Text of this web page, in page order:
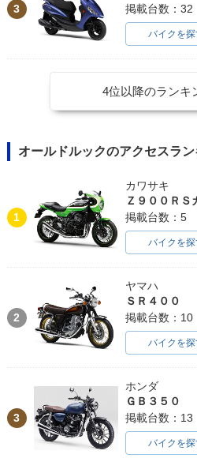
3
掲載台数：32
バイクを
4位以降のランキ
オールドルックのアクセスラ
1
カワサキ
Ｚ９００ＲＳ
掲載台数：5
バイクを
2
ヤマハ
ＳＲ４００
掲載台数：10
バイクを
3
ホンダ
ＧＢ３５０
掲載台数：13
バイクを